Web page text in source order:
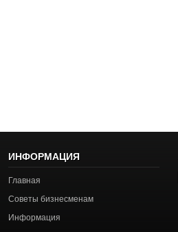
ИНФОРМАЦИЯ
Главная
Советы бизнесменам
Информация